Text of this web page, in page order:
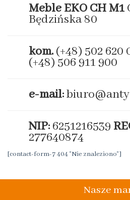
Meble EKO CH M1
Będzińska 80
kom. (+48) 502 620
(+48) 506 911 900
e-mail:
NIP: 6251216539
277640874
[contact-form-7 404 "Nie znaleziono"]
Nasze